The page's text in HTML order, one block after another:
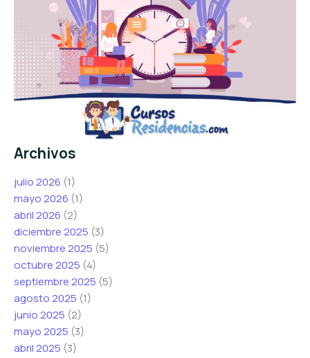
Archivos
julio 2026 (1)
mayo 2026 (1)
abril 2026 (2)
diciembre 2025 (3)
noviembre 2025 (5)
octubre 2025 (4)
septiembre 2025 (5)
agosto 2025 (1)
junio 2025 (2)
mayo 2025 (3)
abril 2025 (3)